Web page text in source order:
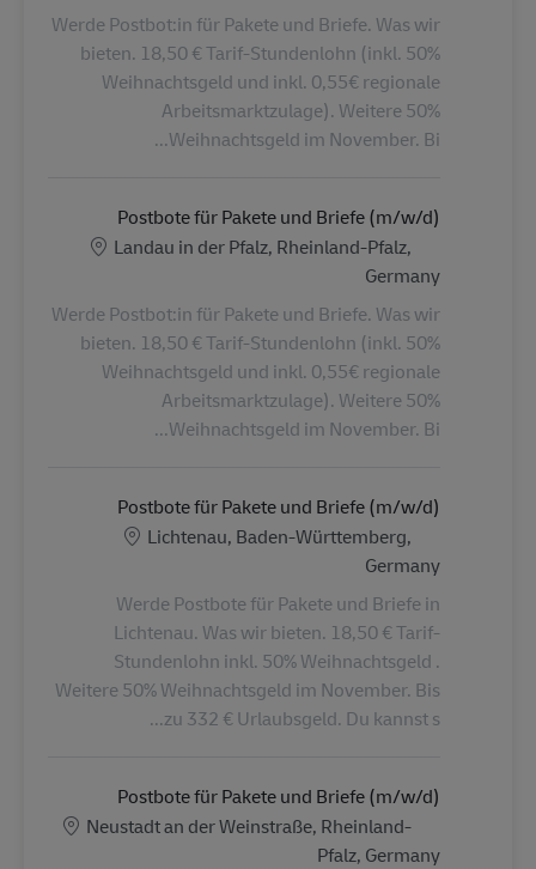
Werde Postbot:in für Pakete und Briefe. Was wir
bieten. 18,50 € Tarif-Stundenlohn (inkl. 50%
Weihnachtsgeld und inkl. 0,55€ regionale
Arbeitsmarktzulage). Weitere 50%
Weihnachtsgeld im November. Bi...
Postbote für Pakete und Briefe (m/w/d)
الموقع
Landau in der Pfalz, Rheinland-Pfalz,
Germany
Werde Postbot:in für Pakete und Briefe. Was wir
bieten. 18,50 € Tarif-Stundenlohn (inkl. 50%
Weihnachtsgeld und inkl. 0,55€ regionale
Arbeitsmarktzulage). Weitere 50%
Weihnachtsgeld im November. Bi...
Postbote für Pakete und Briefe (m/w/d)
الموقع
Lichtenau, Baden-Württemberg,
Germany
Werde Postbote für Pakete und Briefe in
Lichtenau. Was wir bieten. 18,50 € Tarif-
Stundenlohn inkl. 50% Weihnachtsgeld .
Weitere 50% Weihnachtsgeld im November. Bis
zu 332 € Urlaubsgeld. Du kannst s...
Postbote für Pakete und Briefe (m/w/d)
الموقع
Neustadt an der Weinstraße, Rheinland-
Pfalz, Germany